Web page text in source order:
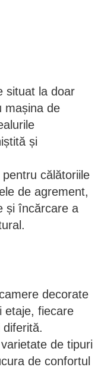
situat la doar
mașina de
și
călătoriile
de agrement,
și încărcare a
decorate
etaje, fiecare
de tipuri
de confortul